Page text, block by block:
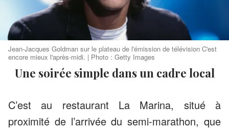
Jean-Jacques Goldman sur le plateau de l'émission de télévision C'est
encore mieux l'après-midi. | Photo : Getty Images
Une soirée simple dans un cadre local
C’est au restaurant La Marina, situé à
proximité de l’arrivée du semi-marathon, que